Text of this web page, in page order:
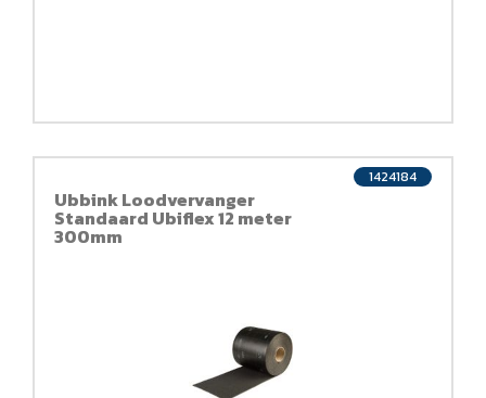
Ubbink Loodvervanger
Standaard Ubiflex 12 meter
300mm
1424184